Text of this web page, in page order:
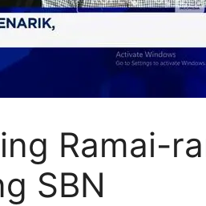
Ramai-
SBN